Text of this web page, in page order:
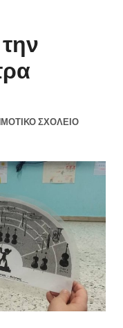
ΣΧΟΛΕΙΟ